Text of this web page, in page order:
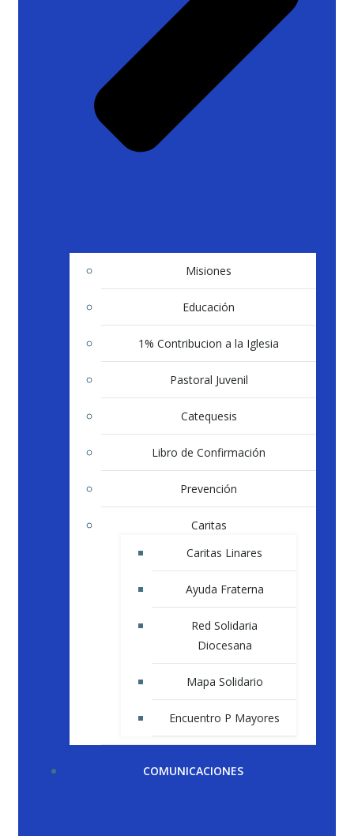
Misiones
Educación
1% Contribucion a la Iglesia
Pastoral Juvenil
Catequesis
Libro de Confirmación
Prevención
Caritas
Caritas Linares
Ayuda Fraterna
Red Solidaria
Diocesana
Mapa Solidario
Encuentro P Mayores
COMUNICACIONES